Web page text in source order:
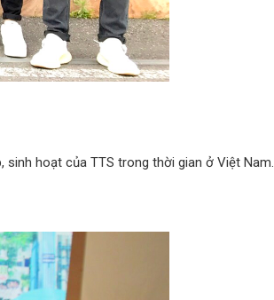
sinh hoạt của TTS trong thời gian ở Việt Nam.